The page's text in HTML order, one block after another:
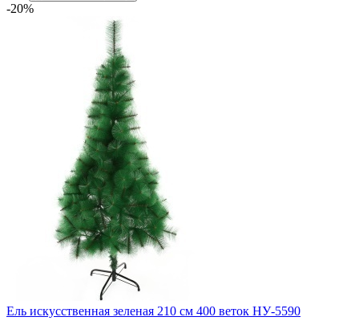
-20%
Ель искусственная зеленая 210 см 400 веток НУ-5590